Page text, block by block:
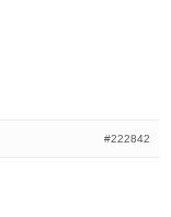
#222842